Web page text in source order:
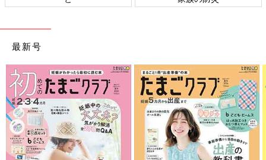
最新号